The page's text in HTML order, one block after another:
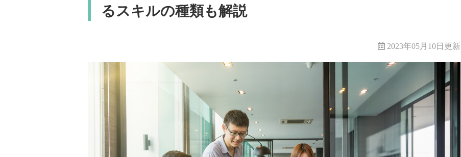
るスキルの種類も解説
2023年05月10日更新